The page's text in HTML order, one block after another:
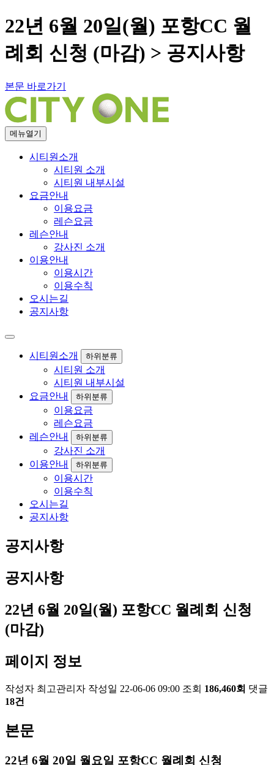
22년 6월 20일(월) 포항CC 월
례회 신청 (마감) > 공지사항
본문 바로가기
메뉴열기
시티원소개
시티원 소개
시티원 내부시설
요금안내
이용요금
레슨요금
레슨안내
강사진 소개
이용안내
이용시간
이용수칙
오시는길
공지사항
시티원소개 하위분류
시티원 소개
시티원 내부시설
요금안내
하위분류
이용요금
레슨요금
레슨안내
하위분류
강사진 소개
이용안내
하위분류
이용시간
이용수칙
오시는길
공지사항
공지사항
공지사항
22년 6월 20일(월) 포항CC 월례회 신청
(마감)
페이지 정보
작성자 최고관리자 작성일 22-06-06 09:00 조회 186,460회 댓글
18건
본문
22년 6월 20일 월요일 포항CC 월례회 신청